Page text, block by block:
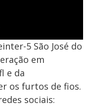
5 São José do
em
e da
os furtos de fios.
sociais: